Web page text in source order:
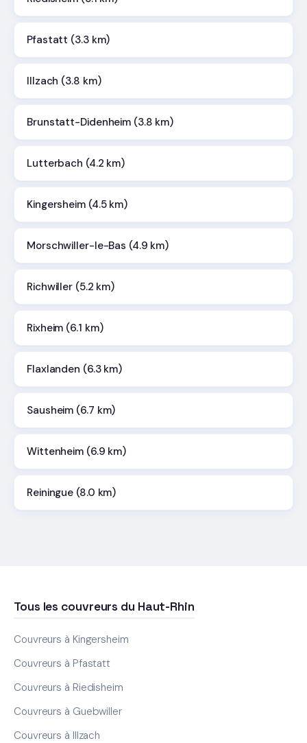
Pfastatt (3.3 km)
Illzach (3.8 km)
Brunstatt-Didenheim (3.8 km)
Lutterbach (4.2 km)
Kingersheim (4.5 km)
Morschwiller-le-Bas (4.9 km)
Richwiller (5.2 km)
Rixheim (6.1 km)
Flaxlanden (6.3 km)
Sausheim (6.7 km)
Wittenheim (6.9 km)
Reiningue (8.0 km)
Tous les couvreurs du Haut-Rhin
Couvreurs à Kingersheim
Couvreurs à Pfastatt
Couvreurs à Riedisheim
Couvreurs à Guebwiller
Couvreurs à Illzach